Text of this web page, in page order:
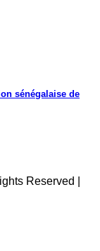
sénégalaise de
Reserved